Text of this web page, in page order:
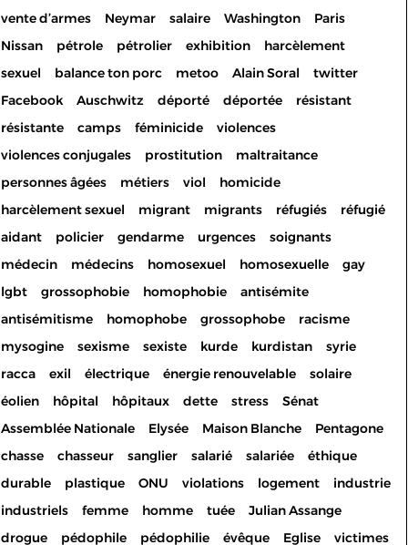
vente d’armes
Neymar salaire Washington
Paris
Nissan
pétrole pétrolier exhibition
harcèlement
sexuel
balance ton porc metoo Alain Soral
twitter
Facebook
Auschwitz déporté déportée
résistant
résistante
camps féminicide
violences
violences conjugales
prostitution
maltraitance
personnes âgées
métiers viol
homicide
harcèlement sexuel
migrant migrants réfugiés
réfugié
aidant
policier gendarme urgences
soignants
médecin
médecins homosexuel homosexuelle
gay
lgbt
grossophobie homophobie
antisémite
antisémitisme
homophobe grossophobe
racisme
mysogine
sexisme sexiste kurde kurdistan
syrie
racca
exil électrique énergie renouvelable
solaire
éolien
hôpital hôpitaux dette stress
Sénat
Assemblée Nationale
Elysée Maison Blanche
Pentagone
chasse
chasseur sanglier salarié salariée
éthique
durable
plastique ONU violations logement
industrie
industriels
femme homme tuée
Julian Assange
drogue
pédophile pédophilie évêque Eglise
victimes